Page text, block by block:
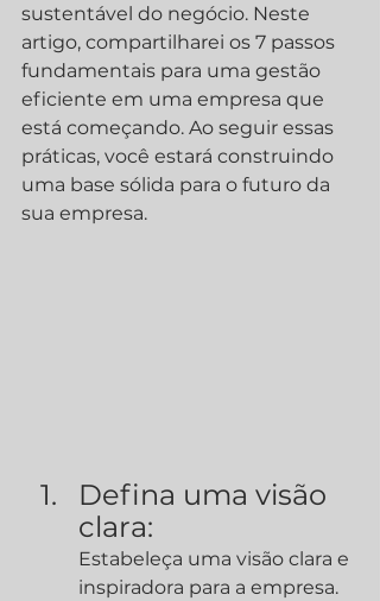
sustentável do negócio. Neste
artigo, compartilharei os 7 passos
fundamentais para uma gestão
eficiente em uma empresa que
está começando. Ao seguir essas
práticas, você estará construindo
uma base sólida para o futuro da
sua empresa.
Defina uma visão
clara:
Estabeleça uma visão clara e
inspiradora para a empresa.